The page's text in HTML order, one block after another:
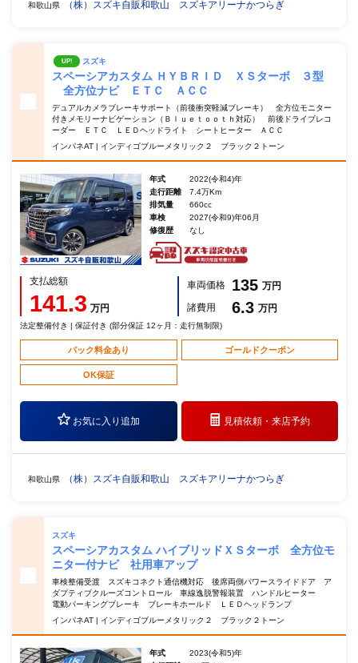
和歌山県 （株）スズキ自販和歌山 スズキアリーナかつらぎ
UP! スズキ
スペーシアカスタム ＨＹＢＲＩＤ ＸＳターボ ３型
全方位ナビ ＥＴＣ ＡＣＣ
デュアルカメラブレーキサポート（前後衝突軽減ブレーキ） 全方位モニター
付きメモリーナビゲーション（Ｂｌｕｅｔｏｏｔｈ対応） 前後ドライブレコ
ーダー ＥＴＣ ＬＥＤヘッドライト シートヒーター ＡＣＣ
インパネAT | インディゴブルーメタリック２ ブラック２トーン
年式
2022(令和4)年
走行距離
7.4万Km
排気量
660cc
車検
2027(令和9)年06月
修復歴
なし
支払総額
141.3 万円
車両価格 135 万円
諸費用
6.3 万円
法定整備付き | 保証付き (部分保証 12ヶ月：走行無制限)
パック料金あり ゴールドクーポン
OK保証
お気に入り追加 見積依頼・来店予約
和歌山県 （株）スズキ自販和歌山 スズキアリーナかつらぎ
スズキ
スペーシアカスタム ハイブリッドＸＳターボ 全方位モ
ニター付ナビ 社用車アップ
車検整備受渡 スズキコネクト通信機対応 後席両側パワースライドドア ア
ダプティブクルーズコントロール 車線逸脱警報装置 ハンドルヒーター
電動パーキングブレーキ ブレーキホールド ＬＥＤヘッドランプ
インパネAT | インディゴブルーメタリック２ ブラック２トーン
年式
2023(令和5)年